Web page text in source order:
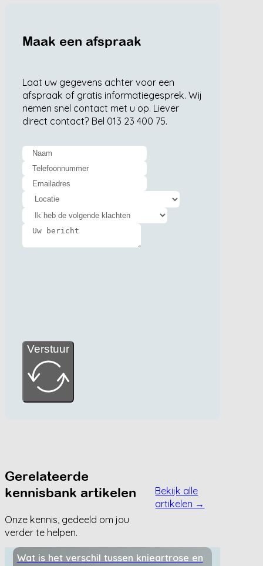
Maak een afspraak
Laat uw gegevens achter voor een
afspraak of gratis informatiegesprek. Wij
nemen snel contact met u op. Liever
direct contact? Bel 013 23 400 75.
Verstuur
Gerelateerde
kennisbank artikelen
Onze kennis, gedeeld om jou
verder te helpen.
Bekijk alle
artikelen →
Wat is het verschil tussen knieartrose en